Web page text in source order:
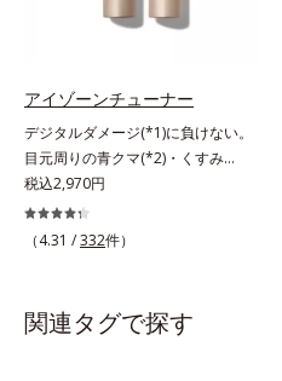
ニンの塊”を居座らせない(*1)、粉砕
と排出サポート(*5)の2ステップで
カスを防ぎます。さらに、「アルテ
アネスレ(*6)」を配合し、うるおい
に満ちた自分本来の澄み渡るような
透明感を目指します。手に取った
時、なじませた時、後肌、と3段階
に変化するテクスチャーは、肌にす
ばやくなじみ、毎日の美白ケアを楽
ソバカスを防ぐ*2 デクスパンテノ
ールW*3 これからできるシミのこ
アイゾーンチューナー
デジタルダメージ(*1)に負けない。
目元周りの青クマ(*2)・くすみ
(*3)・乾燥をケアする目元用スティ
ック状美容液。目元周りにあらわれ
る青クマ(*2)・くすみ(*3)・乾燥
放せない存在となったPCやスマー
トフォンなどのデジタルデバイス。
税込2,970円
（4.31 /332件）
関連タグで探す